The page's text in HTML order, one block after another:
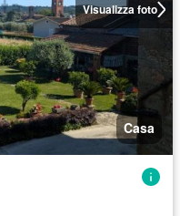
Visualizza foto
Casa